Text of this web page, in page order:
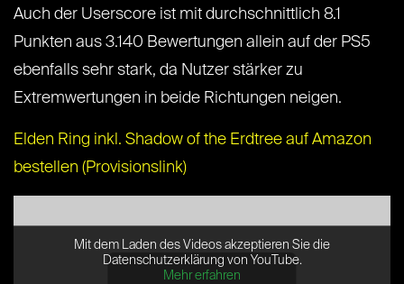
Auch der Userscore ist mit durchschnittlich 8.1
Punkten aus 3.140 Bewertungen allein auf der PS5
ebenfalls sehr stark, da Nutzer stärker zu
Extremwertungen in beide Richtungen neigen.
Elden Ring inkl. Shadow of the Erdtree auf Amazon
bestellen (Provisionslink)
Mit dem Laden des Videos akzeptieren Sie die
Datenschutzerklärung von YouTube.
Mehr erfahren